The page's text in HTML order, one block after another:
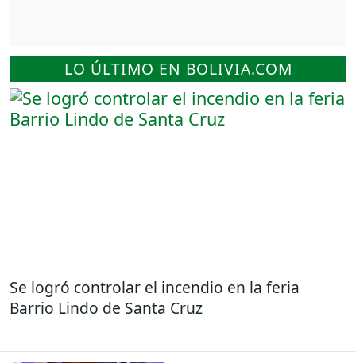
LO ÚLTIMO EN BOLIVIA.COM
Se logró controlar el incendio en la feria
Barrio Lindo de Santa Cruz